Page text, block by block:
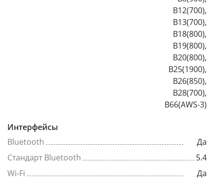
B12(700),
B13(700),
B18(800),
B19(800),
B20(800),
B25(1900),
B26(850),
B28(700),
B66(AWS-3)
Интерфейсы
Bluetooth
Да
Стандарт Bluetooth
5.4
Wi-Fi
Да